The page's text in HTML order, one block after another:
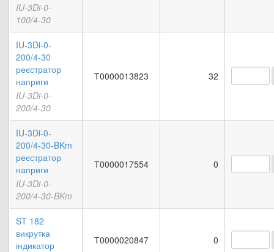
IU-3Di-0-
100/4-30
IU-3Di-0-
200/4-30
реєстратор
наприги
IU-3Di-0-
200/4-30
Т0000013823 32
IU-3Di-0-
200/4-30-BKm
реєстратор
наприги
IU-3Di-0-
200/4-30-BKm
Т0000017554 0
ST 182
викрутка
індикатор
Т0000020847 0